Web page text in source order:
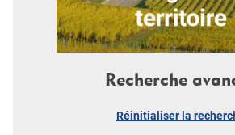
Recherche
Réinitialiser la